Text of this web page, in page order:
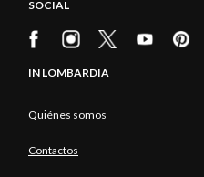
SOCIAL
IN LOMBARDIA
Quiénes somos
Contactos